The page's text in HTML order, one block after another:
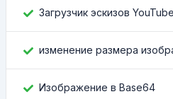
Загрузчик эскизов YouTube
изменение размера
Изображение в Base64